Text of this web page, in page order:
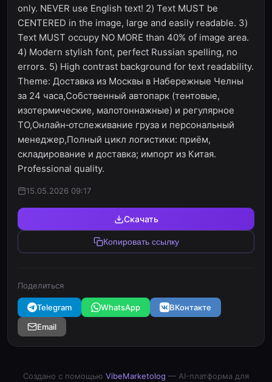
only. NEVER use English text! 2) Text MUST be
CENTERED in the image, large and easily readable. 3)
Text MUST occupy NO MORE than 40% of image area.
4) Modern stylish font, perfect Russian spelling, no
errors. 5) High contrast background for text readability.
Theme: Доставка из Москвы в Набережные Челны
за 24 часа,Собственный автопарк (тентовые,
изотермические, малотоннажные) и регулярное
ТО,Онлайн‑отслеживание груза и персональный
менеджер,Полный цикл логистики: приём,
складирование и доставка; импорт из Китая.
Professional quality.
15.05.2026 09:17
Скачать
Копировать ссылку
Поделиться
Telegram WhatsApp
ВКонтакте
Email
Создано с помощью VibeMarketolog — AI-платформа для